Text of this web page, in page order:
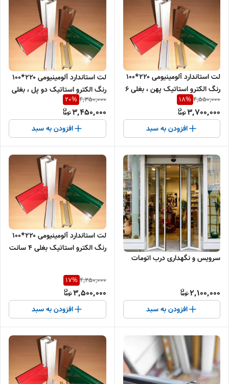
لت استاندارد آلومینیومی ۲۲۰*۱۰۰
رنگ الکترو استاتیک پهن ، بغلی ۶
سانت و کفی ۶ و۸ سانت
4,550,000
18%
3,700,000
افزودن به سبد
لت استاندارد آلومینیومی ۲۲۰*۱۰۰
رنگ الکترو استاتیک دو پل ، بغلی
۳.۵ سانت و کفی ۶ سانت
4,350,000
20%
3,450,000
افزودن به سبد
سرویس و نگهداری درب اتومات
2,100,000
افزودن به سبد
لت استاندارد آلومینیومی ۲۲۰*۱۰۰
رنگ الکترو استاتیک بغلی ۴ سانت
4,250,000
17%
3,500,000
افزودن به سبد